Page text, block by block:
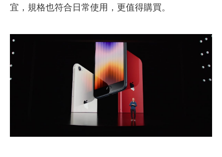
宜，規格也符合日常使用，更值得購買。